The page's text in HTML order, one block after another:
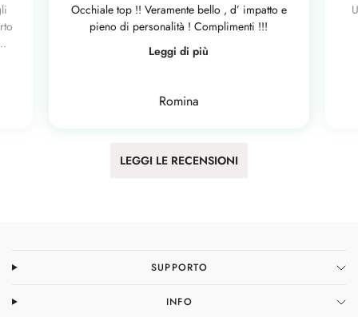
Occhiale top !! Veramente bello , d’ impatto e
pieno di personalità ! Complimenti !!!
Leggi di più
Romina
LEGGI LE RECENSIONI
SUPPORTO
INFO